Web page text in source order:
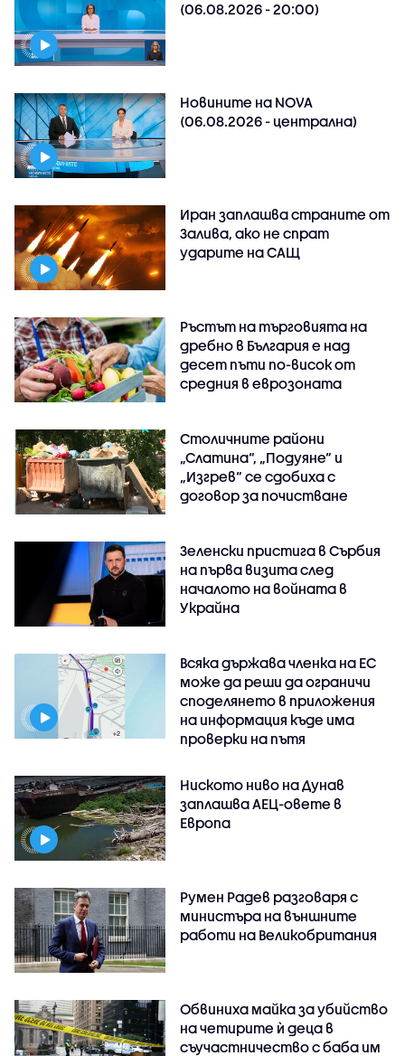
(06.08.2026 - 20:00)
Новините на NOVA
(06.08.2026 - централна)
Иран заплашва страните от
Залива, ако не спрат
ударите на САЩ
Ръстът на търговията на
дребно в България е над
десет пъти по-висок от
средния в еврозоната
Столичните райони
„Слатина“, „Подуяне“ и
„Изгрев“ се сдобиха с
договор за почистване
Зеленски пристига в Сърбия
на първа визита след
началото на войната в
Украйна
Всяка държава членка на ЕС
може да реши да ограничи
споделянето в приложения
на информация къде има
проверки на пътя
Ниското ниво на Дунав
заплашва АЕЦ-овете в
Европа
Румен Радев разговаря с
министъра на външните
работи на Великобритания
Обвиниха майка за убийство
на четирите ѝ деца в
съучастничество с баба им